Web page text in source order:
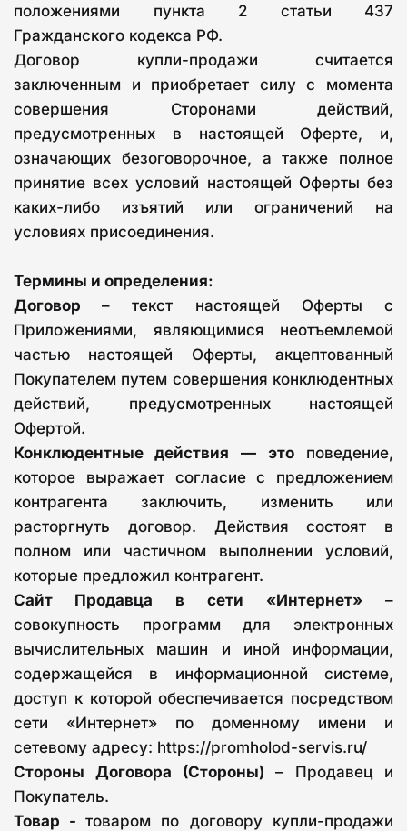
положениями пункта 2 статьи 437
Гражданского кодекса РФ.
Договор купли-продажи считается
заключенным и приобретает силу с момента
совершения Сторонами действий,
предусмотренных в настоящей Оферте, и,
означающих безоговорочное, а также полное
принятие всех условий настоящей Оферты без
каких-либо изъятий или ограничений на
условиях присоединения.
Термины и определения:
Договор – текст настоящей Оферты с
Приложениями, являющимися неотъемлемой
частью настоящей Оферты, акцептованный
Покупателем путем совершения конклюдентных
действий, предусмотренных настоящей
Офертой.
Конклюдентные действия — этоповедение,
которое выражает согласие с предложением
контрагента заключить, изменить или
расторгнуть договор. Действия состоят в
полном или частичном выполнении условий,
которые предложил контрагент.
Сайт Продавца в сети «Интернет»–
совокупность программ для электронных
вычислительных машин и иной информации,
содержащейся в информационной системе,
доступ к которой обеспечивается посредством
сети «Интернет» по доменному имени и
сетевому адресу: https://promholod-servis.ru/
Стороны Договора (Стороны) – Продавец и
Покупатель.
Товар -товаром по договору купли-продажи